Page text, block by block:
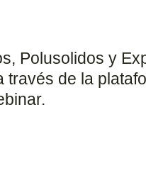
Polusolidos y
de la